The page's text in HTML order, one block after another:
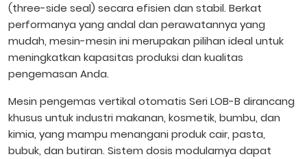
(three-side seal) secara efisien dan stabil. Berkat
performanya yang andal dan perawatannya yang
mudah, mesin-mesin ini merupakan pilihan ideal untuk
meningkatkan kapasitas produksi dan kualitas
pengemasan Anda.
Mesin pengemas vertikal otomatis Seri LOB-B dirancang
khusus untuk industri makanan, kosmetik, bumbu, dan
kimia, yang mampu menangani produk cair, pasta,
bubuk, dan butiran. Sistem dosis modularnya dapat